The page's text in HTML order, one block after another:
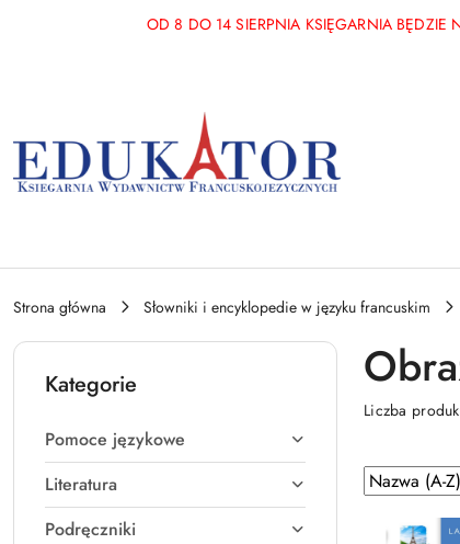
Przejdź do treści głównej
Przejdź do wyszukiwarki
Przejdź do moje konto
Przejdź do menu głównego
Przejdź do stopkiOD 8 DO 14 SIERPNIA KSIĘGARNIA BĘDZIE
Strona główna Słowniki i encyklopedie w języku francuskim
Kategorie
Pomoce językowe
Literatura
Podręczniki
Liczba
Zastosowano
sortowanie:
Nazwa
Sortuj
według